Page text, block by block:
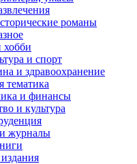
романы
хобби
и спорт
и здравоохранение
тематика
и финансы
и культура
журналы